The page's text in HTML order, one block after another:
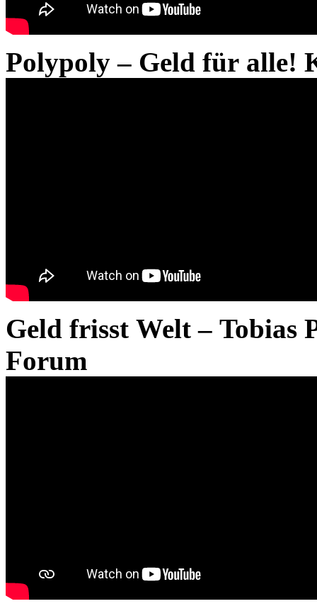
Polypoly – Geld für alle!
Geld frisst Welt – Tobias
Forum